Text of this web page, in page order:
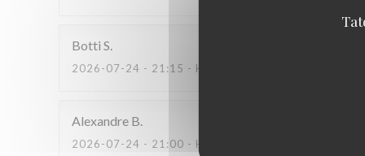
Botti S
2026-07-24 - 21:15 - HOSTÉ 5
Alexandre B
2026-07-24 - 21:00 - HOSTÉ 2